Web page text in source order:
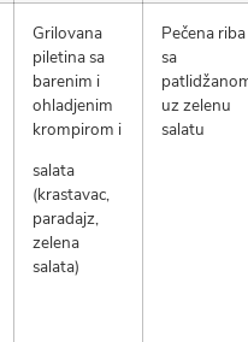
Grilovana
piletina sa
barenim i
ohladjenim
krompirom i
salata
(krastavac,
paradajz,
zelena
salata)
Pečena riba
sa
uz zelenu
salatu